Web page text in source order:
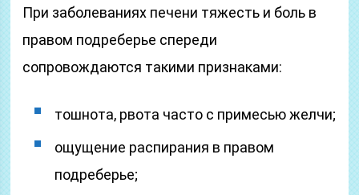
При заболеваниях печени тяжесть и боль в
правом подреберье спереди
сопровождаются такими признаками:
тошнота, рвота часто с примесью желчи;
ощущение распирания в правом
подреберье;